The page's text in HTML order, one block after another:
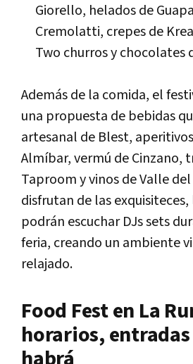
Giorello, helados de
Cremolatti, crepes de
Two churros y chocolates
Además de la comida, el
una propuesta de bebidas
artesanal de Blest,
Almíbar, vermú de Cinzano,
Taproom y vinos de Valle
disfrutan de las
podrán escuchar DJs sets
feria, creando un ambiente
relajado.
Food Fest en La
horarios,